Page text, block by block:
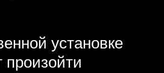
установке
произойти